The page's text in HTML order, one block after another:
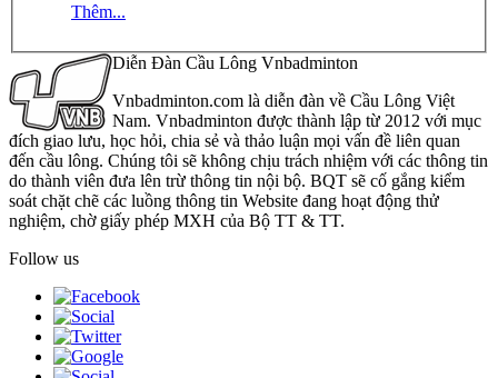
Thêm...
Diễn Đàn Cầu Lông Vnbadminton
Vnbadminton.com là diễn đàn về Cầu Lông Việt
Nam. Vnbadminton được thành lập từ 2012 với mục
đích giao lưu, học hỏi, chia sẻ và thảo luận mọi vấn đề liên quan
đến cầu lông. Chúng tôi sẽ không chịu trách nhiệm với các thông tin
do thành viên đưa lên trừ thông tin nội bộ. BQT sẽ cố gắng kiểm
soát chặt chẽ các luồng thông tin Website đang hoạt động thử
nghiệm, chờ giấy phép MXH của Bộ TT & TT.
Follow us